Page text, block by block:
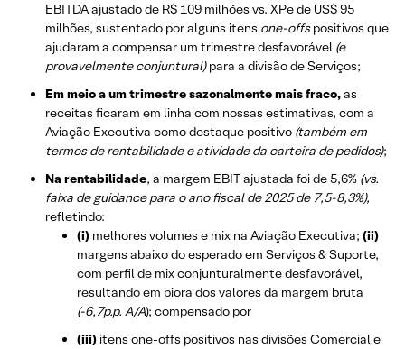
EBITDA ajustado de R$ 109 milhões vs. XPe de US$ 95
milhões, sustentado por alguns itens one-offspositivos que
ajudaram a compensar um trimestre desfavorável (e
provavelmente conjuntural)para a divisão de Serviços;
Em meio a um trimestre sazonalmente mais fraco,as
receitas ficaram em linha com nossas estimativas, com a
Aviação Executiva como destaque positivo (também em
termos de rentabilidade e atividade da carteira de pedidos);
Na rentabilidade, a margem EBIT ajustada foi de 5,6% (vs.
faixa de guidance para o ano fiscal de 2025 de 7,5-8,3%),
refletindo:
(i) melhores volumes e mix na Aviação Executiva; (ii)
margens abaixo do esperado em Serviços & Suporte,
com perfil de mix conjunturalmente desfavorável,
resultando em piora dos valores da margem bruta
(-6,7p.p. A/A); compensado por
(iii) itens one-offs positivos nas divisões Comercial e